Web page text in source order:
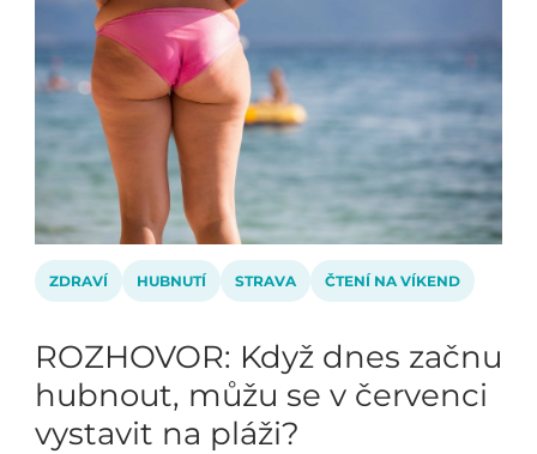
ZDRAVÍ HUBNUTÍ STRAVA ČTENÍ NA VÍKEND
ROZHOVOR: Když dnes začnu
hubnout, můžu se v červenci
vystavit na pláži?